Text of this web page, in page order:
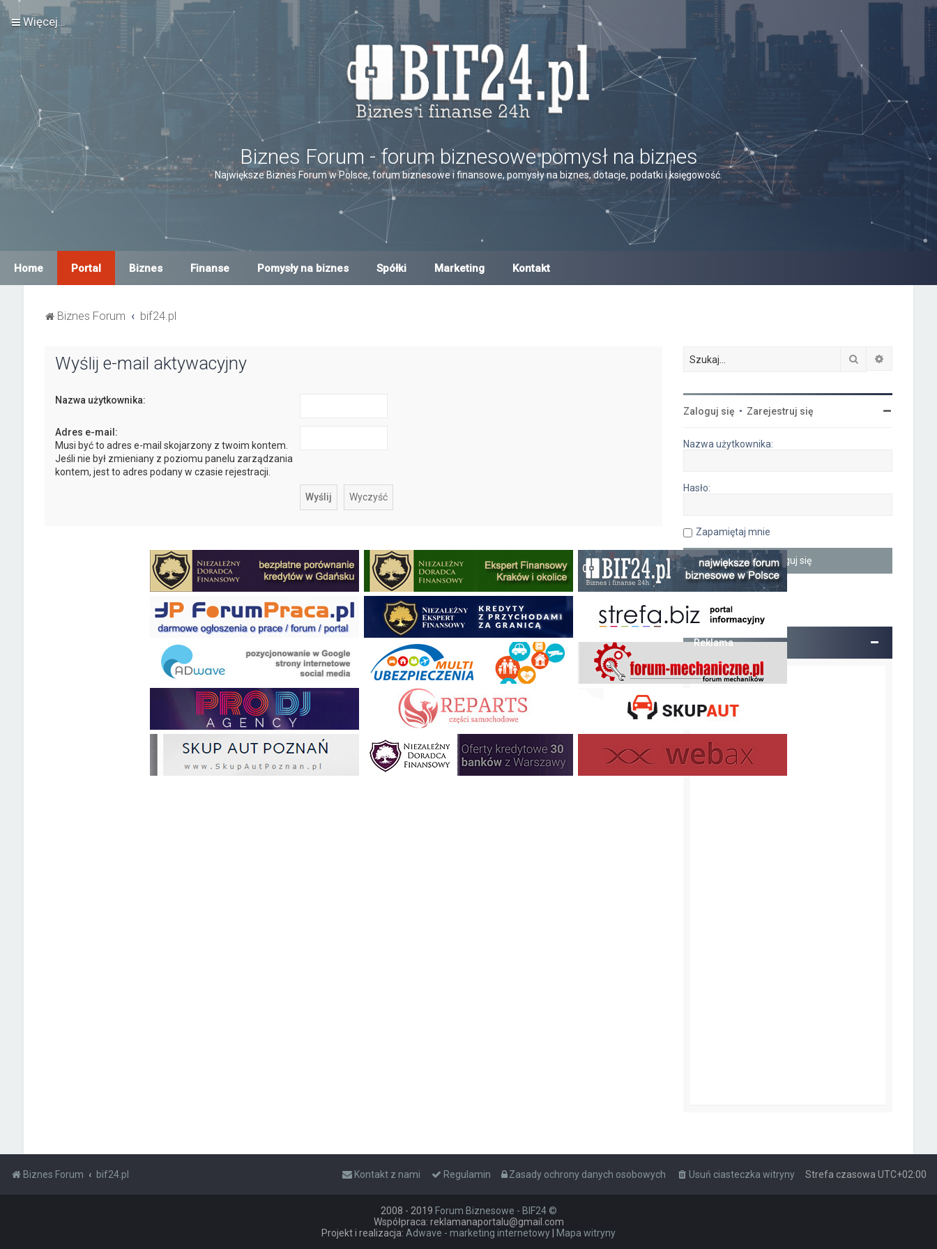
Więcej…
Biznes Forum - forum biznesowe pomysł na biznes
Największe Biznes Forum w Polsce, forum biznesowe i finansowe, pomysły na biznes, dotacje, podatki i księgowość.
Home Portal Biznes Finanse Pomysły na biznes Spółki Marketing Kontakt
Biznes Forum bif24.pl
Wyślij e-mail aktywacyjny
Nazwa użytkownika:
Adres e-mail:
Musi być to adres e-mail skojarzony z twoim kontem.
Jeśli nie był zmieniany z poziomu panelu zarządzania
kontem, jest to adres podany w czasie rejestracji.
Szukaj
Zaloguj się • Zarejestruj się
Nazwa użytkownika:
Hasło:
Zapamiętaj mnie
Reklama
Biznes Forum bif24.pl Strefa czasowa UTC+02:00
Usuń ciasteczka witryny
Zasady ochrony danych osobowych
Regulamin
Kontakt z nami
2008 - 2019 Forum Biznesowe - BIF24 ©
Współpraca: reklamanaportalu@gmail.com
Projekt i realizacja: Adwave - marketing internetowy Mapa witryny